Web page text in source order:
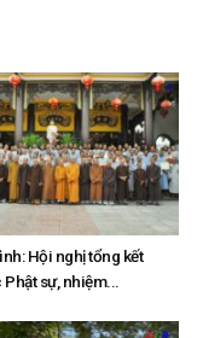
Hội nghị tổng kết
Phật sự, nhiệm...